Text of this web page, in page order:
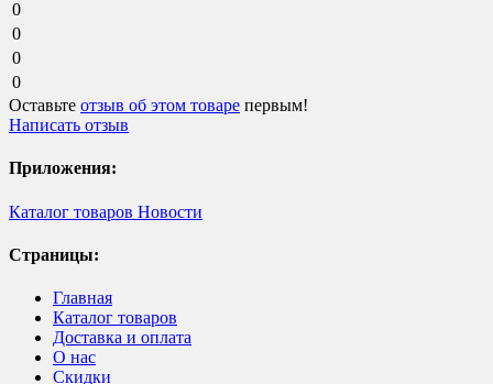
0
0
0
0
Оставьте отзыв об этом товаре первым!
Написать отзыв
Приложения:
Каталог товаров Новости
Страницы:
Главная
Каталог товаров
Доставка и оплата
О нас
Скидки